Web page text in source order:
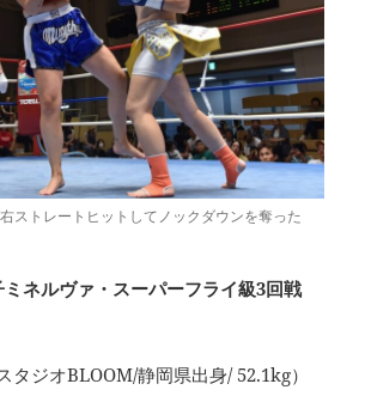
ストレートヒットしてノックダウンを奪った
ネルヴァ・スーパーフライ級3回戦
タジオBLOOM/静岡県出身/ 52.1kg）